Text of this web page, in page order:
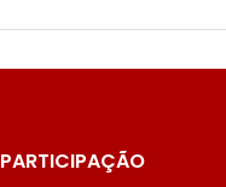
PARTICIPAÇÃO